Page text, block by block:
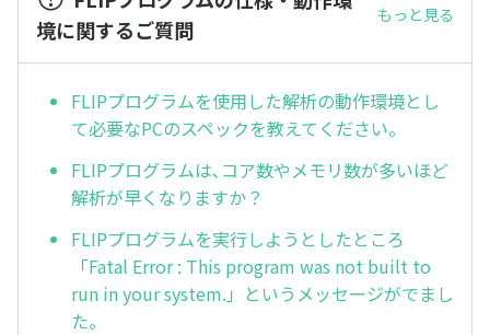
境に関するご質問
もっと見る
FLIPプログラムを使用した解析の動作環境とし
て必要なPCのスペックを教えてください。
FLIPプログラムは､コア数やメモリ数が多いほど
解析が早くなりますか？
FLIPプログラムを実行しようとしたところ
「Fatal Error : This program was not built to
run in your system.」というメッセージがでまし
た。